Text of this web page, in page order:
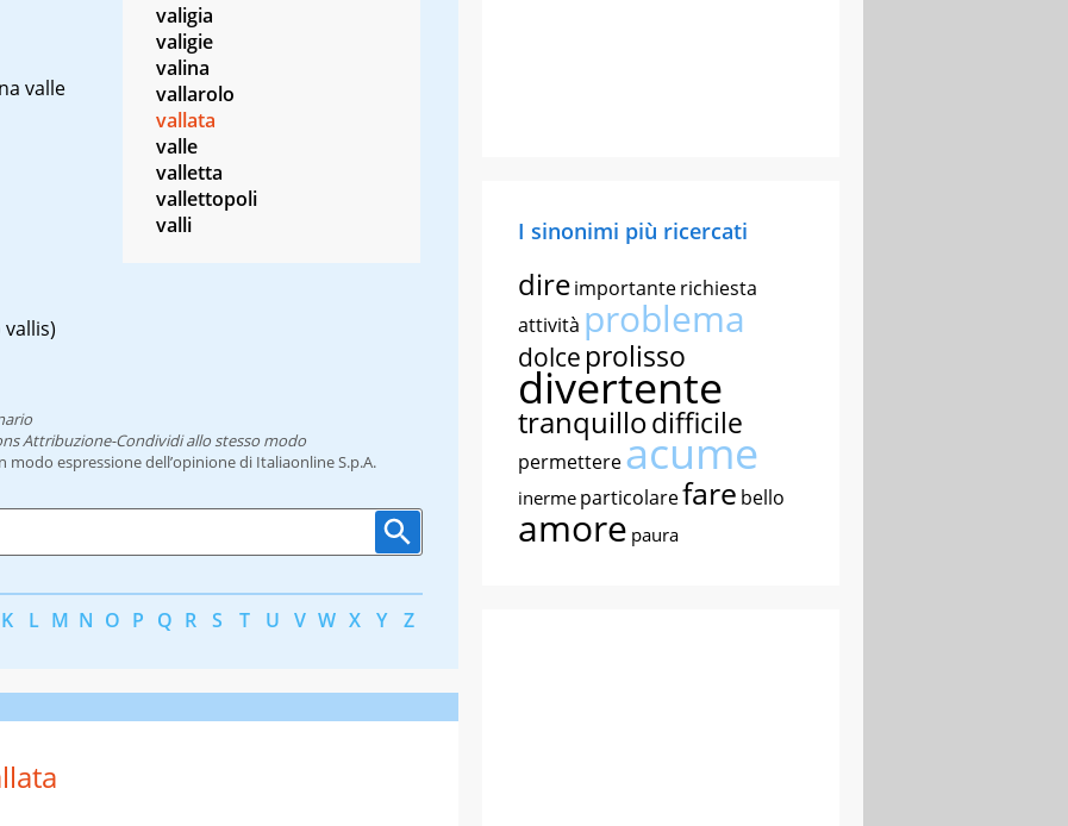
valle
vallis)
valigia
valigie
valina
vallarolo
vallata
valle
valletta
vallettopoli
valli
Attribuzione-Condividi allo stesso modo
espressione dell’opinione di Italiaonline S.p.A.
K L M N O P Q R S T U V W X Y Z
I sinonimi più ricercati
direimportanterichiesta
attività problema
dolce prolisso
divertente
tranquillodifficile
permettereacume
inerme particolarefare bello
amore paura